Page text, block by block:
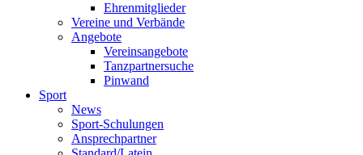
Ehrenmitglieder
Vereine und Verbände
Angebote
Vereinsangebote
Tanzpartnersuche
Pinwand
Sport
News
Sport-Schulungen
Ansprechpartner